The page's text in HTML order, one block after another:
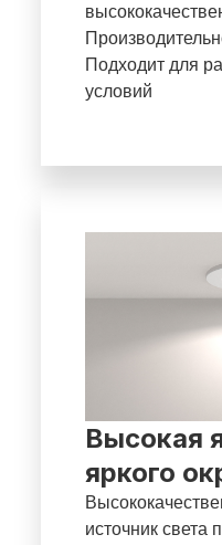
Подходит для
условий
Высокая
яркого
источник света